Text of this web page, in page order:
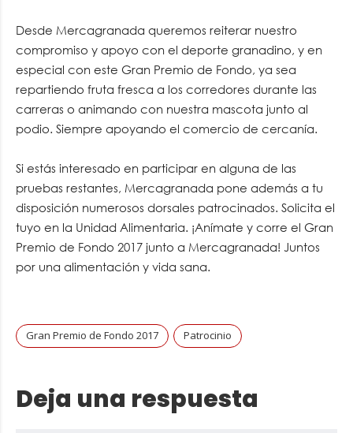
Desde Mercagranada queremos reiterar nuestro
compromiso y apoyo con el deporte granadino, y en
especial con este Gran Premio de Fondo, ya sea
repartiendo fruta fresca a los corredores durante las
carreras o animando con nuestra mascota junto al
podio. Siempre apoyando el comercio de cercanía.
Si estás interesado en participar en alguna de las
pruebas restantes, Mercagranada pone además a tu
disposición numerosos dorsales patrocinados. Solicita el
tuyo en la Unidad Alimentaria. ¡Anímate y corre el Gran
Premio de Fondo 2017 junto a Mercagranada! Juntos
por una alimentación y vida sana.
Gran Premio de Fondo 2017 Patrocinio
Deja una respuesta